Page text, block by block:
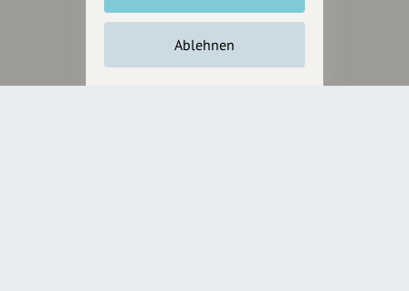
Inhalte vorschlagen
Ablehnen